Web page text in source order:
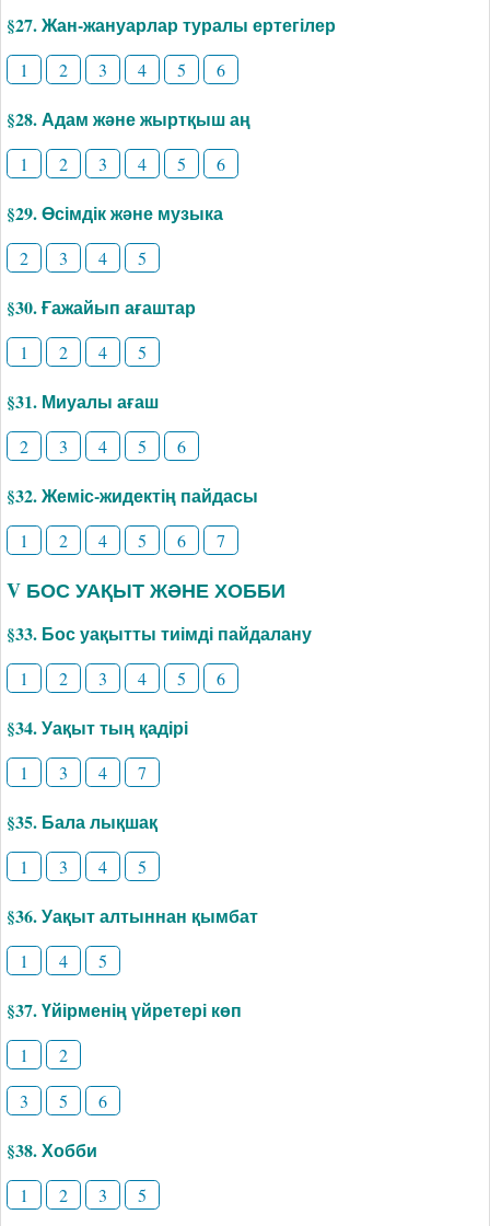
§27. Жан-жануарлар туралы ертегілер
1 2 3 4 5 6
§28. Адам және жыртқыш аң
1 2 3 4 5 6
§29. Өсімдік және музыка
2 3 4 5
§30. Ғажайып ағаштар
1 2 4 5
§31. Миуалы ағаш
2 3 4 5 6
§32. Жеміс-жидектің пайдасы
1 2 4 5 6 7
V БОС УАҚЫТ ЖӘНЕ ХОББИ
§33. Бос уақытты тиімді пайдалану
1 2 3 4 5 6
§34. Уақыт тың қадірі
1 3 4 7
§35. Бала лықшақ
1 3 4 5
§36. Уақыт алтыннан қымбат
1 4 5
§37. Үйірменің үйретері көп
1
2
3
5 6
§38. Хобби
1 2 3 5